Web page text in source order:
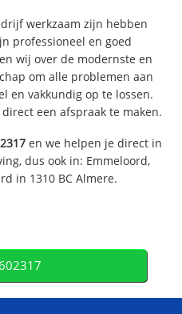
werkzaam zijn hebben
professioneel en goed
wij over de modernste en
om alle problemen aan
en vakkundig op te lossen.
een afspraak te maken.
en we helpen je direct in
dus ook in: Emmeloord,
in 1310 BC Almere.